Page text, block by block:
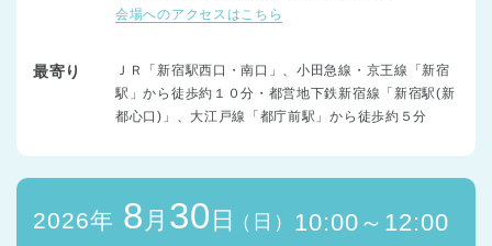
会場へのアクセスはこちら
最寄り
ＪＲ「新宿駅西口・南口」、小田急線・京王線「新宿
駅」から徒歩約１０分・都営地下鉄新宿線「新宿駅(新
都心口)」、大江戸線「都庁前駅」から徒歩約５分
2026年 8 月 30 日 （日） 10:00～12:00